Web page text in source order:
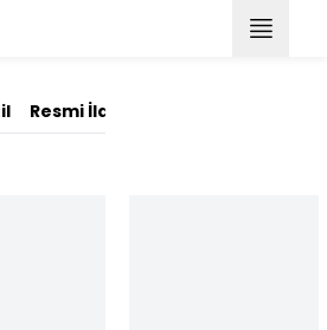
Resmi İlanlar